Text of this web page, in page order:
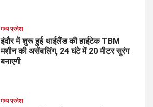
मध्य प्रदेश
इंदौर में शुरू हुई थाईलैंड की हाईटेक TBM
मशीन की असेंबलिंग, 24 घंटे में 20 मीटर सुरंग
बनाएगी
मध्य प्रदेश